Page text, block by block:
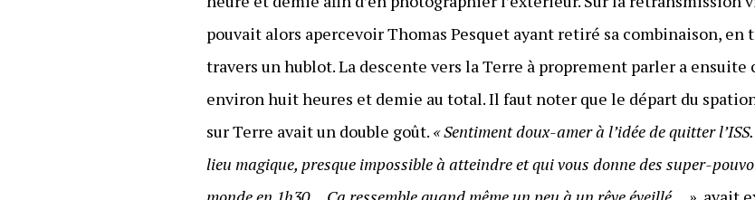
pouvait alors apercevoir Thomas Pesquet ayant retiré sa combinaison, en
travers un hublot. La descente vers la Terre à proprement parler a ensuite
environ huit heures et demie au total. Il faut noter que le départ du
sur Terre avait un double goût. «Sentiment doux-amer à l’idée de quitter
lieu magique, presque impossible à atteindre et qui vous donne des super-